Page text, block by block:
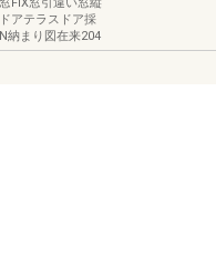
アテラスドア採
納まり図在来204